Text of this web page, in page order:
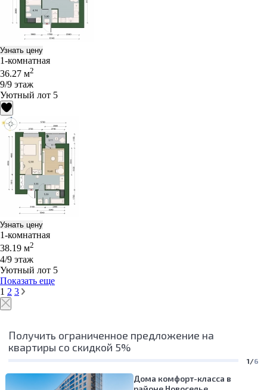
Узнать цену
1-комнатная
36.27 м2
9/9 этаж
Уютный лот 5
Узнать цену
1-комнатная
38.19 м2
4/9 этаж
Уютный лот 5
Показать еще
1 2 3
Получить ограниченное предложение на
квартиры со скидкой 5%
1/6
Дома комфорт-класса в